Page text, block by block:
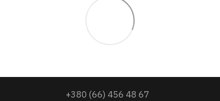
+380 (66) 456 48 67